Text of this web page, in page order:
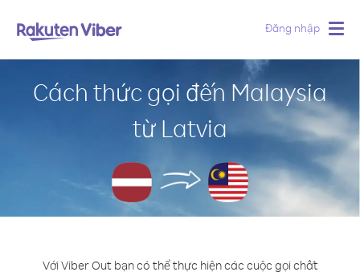
Đăng nhập
Cách thức gọi đến Malaysia
từ Latvia
Với Viber Out bạn có thể thực hiện các cuộc gọi chất